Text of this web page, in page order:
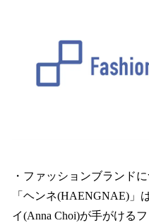
・ファッションブランド
「ヘンネ(HAENGNAE)」
イ(Anna Choi)が手がける